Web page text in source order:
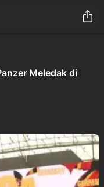
Meledak di